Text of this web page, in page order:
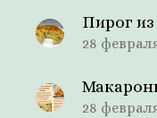
Пирог
28
28